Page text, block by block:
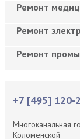
Ремонт
Ремонт
Ремонт
+7 [495] 120-
Многоканальная
Коломенской